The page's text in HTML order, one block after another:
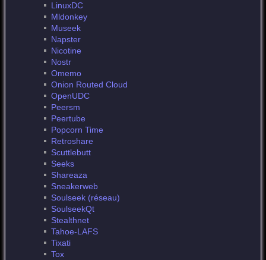
LinuxDC
Mldonkey
Museek
Napster
Nicotine
Nostr
Omemo
Onion Routed Cloud
OpenUDC
Peersm
Peertube
Popcorn Time
Retroshare
Scuttlebutt
Seeks
Shareaza
Sneakerweb
Soulseek (réseau)
SoulseekQt
Stealthnet
Tahoe-LAFS
Tixati
Tox